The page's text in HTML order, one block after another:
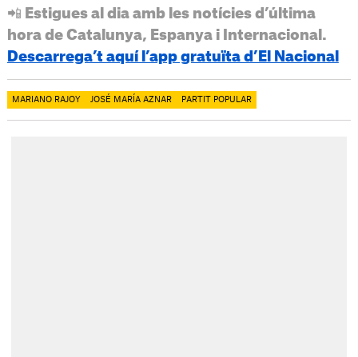
📲 Estigues al dia amb les notícies d’última
hora de Catalunya, Espanya i Internacional.
Descarrega’t aquí l’app gratuïta d’El Nacional
MARIANO RAJOY JOSÉ MARÍA AZNAR PARTIT POPULAR